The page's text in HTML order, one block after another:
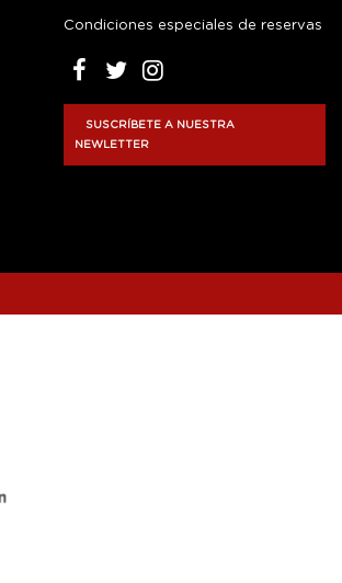
Condiciones especiales de reservas
SUSCRÍBETE A NUESTRA
NEWLETTER